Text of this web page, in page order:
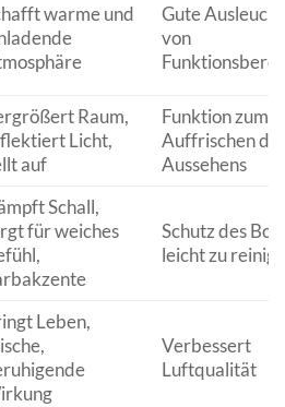
warme und
Gute
von
Raum,
Licht,
auf
Funktion zum
Auffrischen
Aussehens
Schall,
für weiches
Schutz des
leicht zu
Leben,
Verbessert
Luftqualität